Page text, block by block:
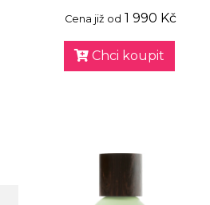
Cena již od 1 990 Kč
Chci koupit